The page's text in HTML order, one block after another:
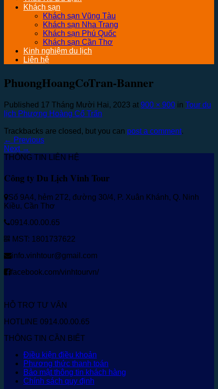
Khách sạn
Khách sạn Vũng Tàu
Khách sạn Nha Trang
Khách sạn Phú Quốc
Khách sạn Cần Thơ
Kinh nghiệm du lịch
Liên hệ
PhuongHoangCoTran-Banner
Published 17 Tháng Mười Hai, 2023 at 900 × 900 in Tour du
lịch Phượng Hoàng Cổ Trấn
Trackbacks are closed, but you can post a comment.
← Previous
Next →
THÔNG TIN LIÊN HỆ
Công ty Du Lịch Vinh Tour
Số 9A4, hẻm 2T2, đường 30/4, P. Xuân Khánh, Q. Ninh
Kiều, Cần Thơ
0914.00.00.65
MST: 1801737622
info.vinhtour@gmail.com
facebook.com/vinhtourvn/
HỖ TRỢ TƯ VẤN
HOTLINE 0914.00.00.65
THÔNG TIN CẦN BIẾT
Điều kiện điều khoản
Phương thức thanh toán
Bảo mật thông tin khách hàng
Chính sách quy định